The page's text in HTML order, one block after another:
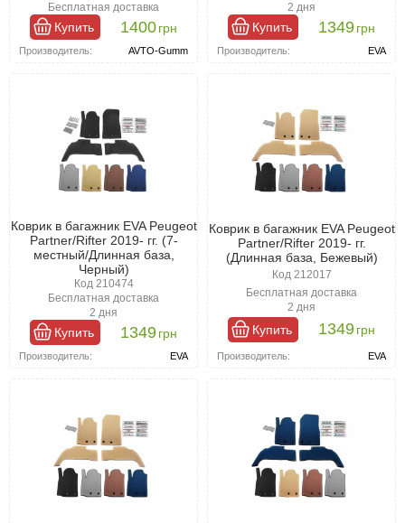
Бесплатная доставка
Купить 1400грн
Производитель: AVTO-Gumm
2 дня
Купить 1349грн
Производитель: EVA
Коврик в багажник EVA Peugeot
Partner/Rifter 2019- гг. (7-
местный/Длинная база,
Черный)
Код 210474
Бесплатная доставка
2 дня
Купить 1349грн
Производитель: EVA
Коврик в багажник EVA Peugeot
Partner/Rifter 2019- гг.
(Длинная база, Бежевый)
Код 212017
Бесплатная доставка
2 дня
Купить 1349грн
Производитель: EVA